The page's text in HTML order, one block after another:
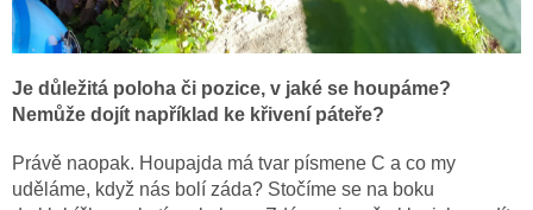
Je důležitá poloha či pozice, v jaké se houpáme?
Nemůže dojít například ke křivení páteře?
Právě naopak. Houpajda má tvar písmene C a co my
uděláme, když nás bolí záda? Stočíme se na boku